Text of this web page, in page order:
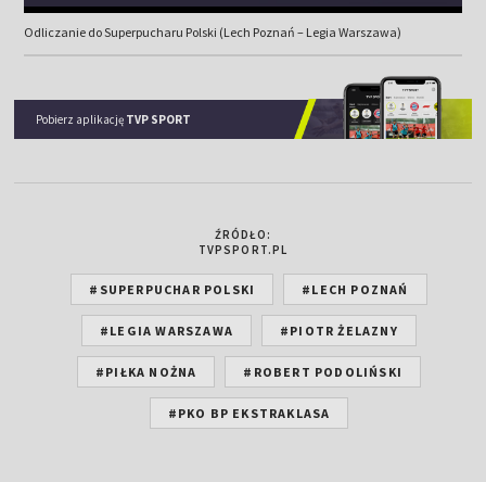
Odliczanie do Superpucharu Polski (Lech Poznań – Legia Warszawa)
Pobierz aplikację TVP SPORT
ŹRÓDŁO:
TVPSPORT.PL
#SUPERPUCHAR POLSKI #LECH POZNAŃ
#LEGIA WARSZAWA #PIOTR ŻELAZNY
#PIŁKA NOŻNA #ROBERT PODOLIŃSKI
#PKO BP EKSTRAKLASA